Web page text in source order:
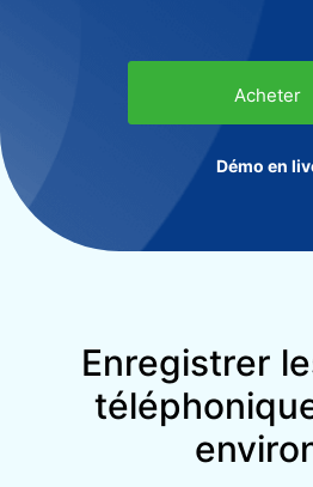
Acheter
Démo en
Enregistrer